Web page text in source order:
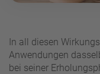
In all diesen
Anwendungen
bei seiner